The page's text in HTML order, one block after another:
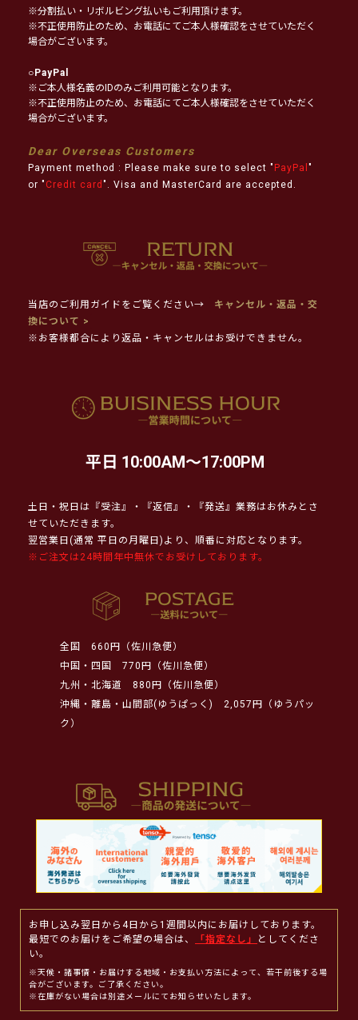
※分割払い・リボルビング払いもご利用頂けます。
※不正使用防止のため、お電話にてご本人様確認をさせていただく
場合がございます。
○PayPal
※ご本人様名義のIDのみご利用可能となります。
※不正使用防止のため、お電話にてご本人様確認をさせていただく
場合がございます。
Dear Overseas Customers
Payment method : Please make sure to select " PayPal "
or " Credit card ". Visa and MasterCard are accepted.
当店のご利用ガイドをご覧ください→
キャンセル・返品・交
換について >
※お客様都合により返品・キャンセルはお受けできません。
平日 10:00AM～17:00PM
土日・祝日は『受注』・『返信』・『発送』業務はお休みとさ
せていただきます。
翌営業日(通常 平日の月曜日)より、順番に対応となります。
※ご注文は24時間年中無休でお受けしております。
全国
660円（佐川急便）
中国・四国
770円（佐川急便）
九州・北海道
880円（佐川急便）
沖縄・離島・山間部(ゆうぱっく)
2,057円（ゆうパッ
ク）
お申し込み翌日から4日から1週間以内にお届けしております。
最短でのお届けをご希望の場合は、
「指定なし」
としてくださ
い。
※天候・諸事情・お届けする地域・お支払い方法によって、若干前後する場
合がございます。ご了承ください。
※在庫がない場合は別途メールにてお知らせいたします。